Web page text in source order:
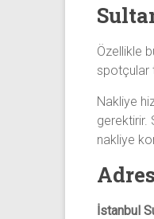
Özellikle
spotçular
Nakliye
gerektirir.
nakliye
İstanbul